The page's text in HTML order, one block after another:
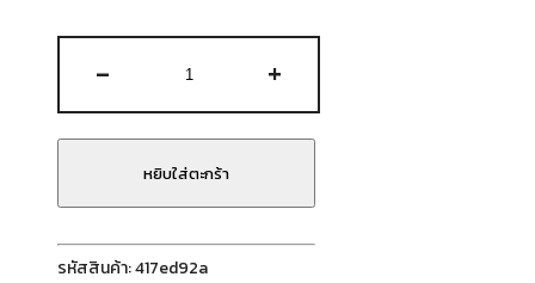
-
Sulwhasoo
Concentrated
Ginseng
Rejuvenating
Cream
ml
+
หยิบใส่ตะกร้า
รหัสสินค้า:417ed92a